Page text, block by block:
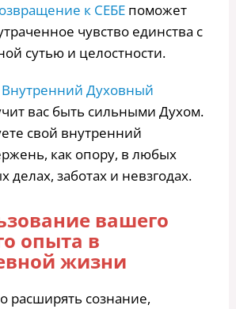
к СЕБЕпоможет
чувство единства с
сутью и целостности.
Духовный
вас быть сильными Духом.
свой внутренний
как опору, в любых
делах, заботах и невзгодах.
вашего
опыта в
жизни
расширять сознание,